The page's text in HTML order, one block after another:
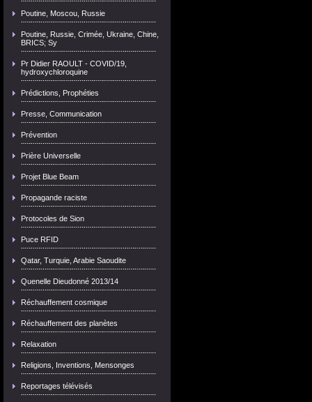
Poutine, Moscou, Russie
Poutine, Russie, Crimée, Ukraine, Chine,
BRICS; Sy
Pr Didier RAOULT - COVID/19,
hydroxychloroquine
Prédictions, Prophéties
Presse, Communication
Prévention
Prière Universelle
Projet Blue Beam
Propagande raciste
Protocoles de Sion
Puce RFID
Qatar, Turquie, Arabie Saoudite
Quenelle Dieudonné 2013/14
Réchauffement cosmique
Réchauffement des planètes
Relaxation
Religions, Inventions, Mensonges
Reportages télévisés